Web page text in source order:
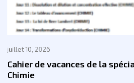
juillet 10, 2026
Cahier de vacances de la
Chimie